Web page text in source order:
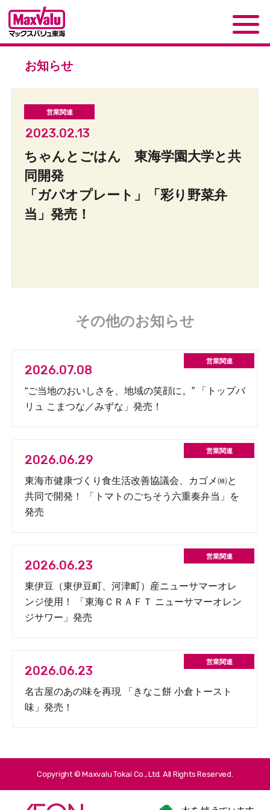
お知らせ
2023.02.13
ちゃんとごはん 東海学園大学と共
同開発
「ガパオプレート」「彩り野菜弁
当」発売！
その他のお知らせ
2026.07.08
“ご当地のおいしさを、地域の笑顔に。” 「トップバ
リュ こまつな／みずな」発売！
2026.06.29
東海市健康づくり食生活改善協議会、カゴメ㈱と
共同で開発！ 「トマトのごちそう六重奏弁当」を
発売
2026.06.23
東伊豆（東伊豆町、河津町）産ニューサマーオレ
ンジ使用！ 「東海ＣＲＡＦＴ ニューサマーオレン
ジサワー」発売
2026.06.23
名古屋のあの味を再現 「きなこ餅 小倉トースト
味」発売！
Copyright © Maxvalu Tokai Co., Ltd. All Rights Reserved.